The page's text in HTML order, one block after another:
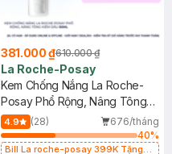
381.000 ₫610.000 ₫
La Roche-Posay
Kem Chống Nắng La Roche-
Posay Phổ Rộng, Nâng Tông
Kiềm Dầu 50ml
4.9 (28)
676/tháng
40%
Bill La roche-posay 399K Tặng